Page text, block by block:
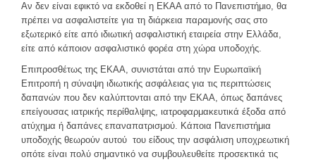
ΠΛΗΡΟΦΟΡΊΕΣ
Αν δεν είναι εφικτό να εκδοθεί η ΕΚΑΑ από το Πανεπιστήμιο, θα
πρέπει να ασφαλιστείτε για τη διάρκεια παραμονής σας στο
εξωτερικό είτε από ιδιωτική ασφαλιστική εταιρεία στην Ελλάδα,
είτε από κάποιον ασφαλιστικό φορέα στη χώρα υποδοχής.
Επιπροσθέτως της ΕΚΑΑ, συνιστάται από την Ευρωπαϊκή
Επιτροπή η σύναψη ιδιωτικής ασφάλειας για τις περιπτώσεις
δαπανών που δεν καλύπτονται από την ΕΚΑΑ, όπως δαπάνες
επείγουσας ιατρικής περίθαλψης, ιατροφαρμακευτικά έξοδα από
ατύχημα ή δαπάνες επαναπατρισμού. Κάποια Πανεπιστήμια
υποδοχής θεωρούν αυτού του είδους την ασφάλιση υποχρεωτική
οπότε είναι πολύ σημαντικό να συμβουλευθείτε προσεκτικά τις